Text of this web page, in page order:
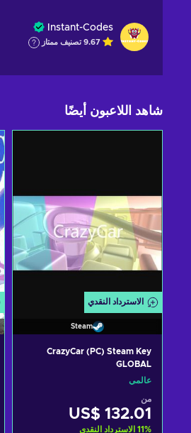
Instant-Codes
9.67 تصنيف ممتاز
شاهد اللاعبون أيضًا
الاسترداد النقدي
Steam
CrazyCar (PC) Steam Key
GLOBAL
عالمي
من
US$ 132.01
11% الاسترداد النقدي